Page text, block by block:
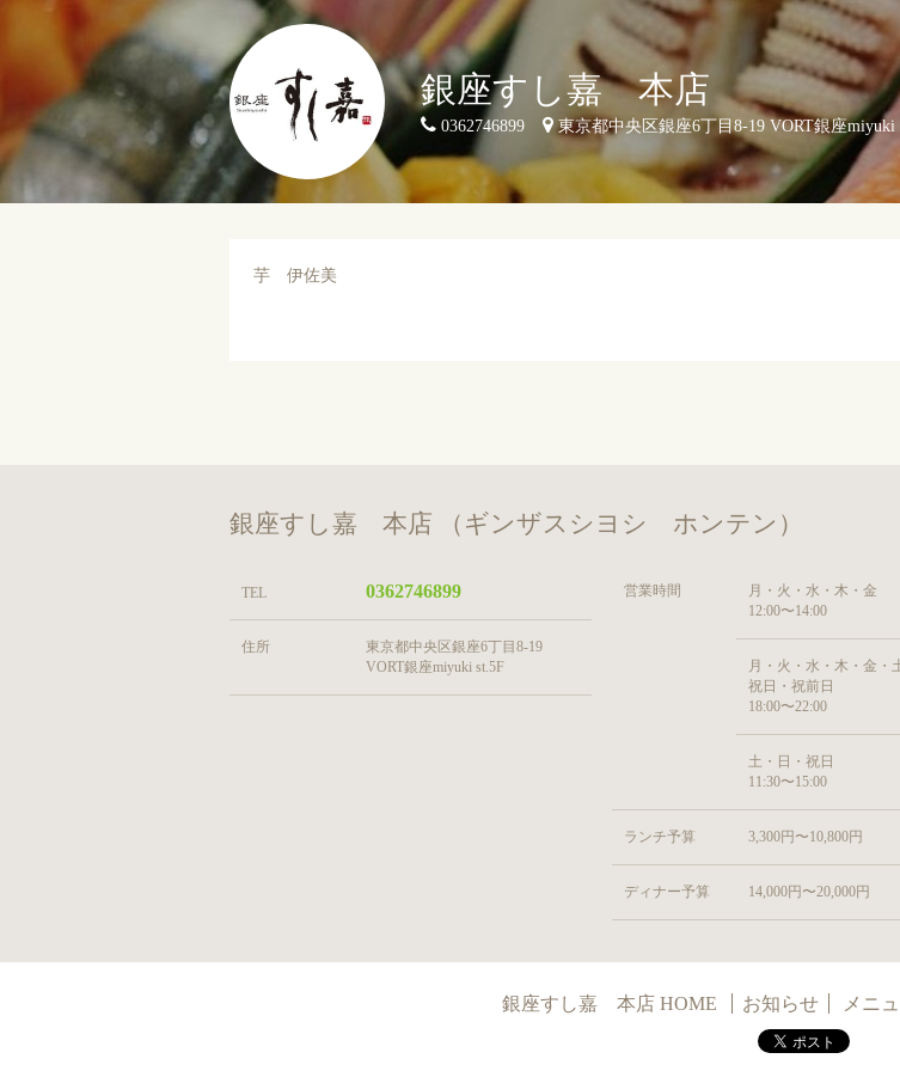
銀座すし嘉 本店
0362746899 東京都中央区銀座6丁目8-19 VORT銀座miyuki
芋 伊佐美
銀座すし嘉 本店 （ギンザスシヨシ ホンテン）
TEL 0362746899
住所
東京都中央区銀座6丁目8-19
VORT銀座miyuki st.5F
営業時間
月・火・水・木・金
12:00〜14:00
月・火・水・木・金・
祝日・祝前日
18:00〜22:00
土・日・祝日
11:30〜15:00
ランチ予算 3,300円〜10,800円
ディナー予算 14,000円〜20,000円
銀座すし嘉 本店 HOME お知らせ メニ